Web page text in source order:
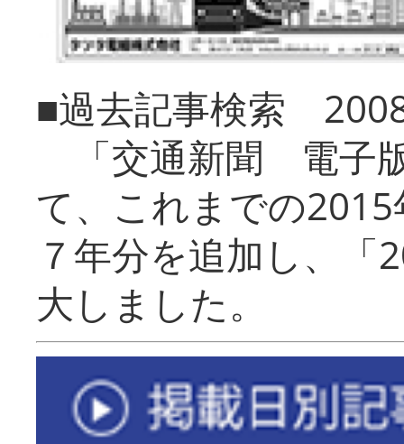
■過去記事検索
「交通新聞 電子
て、これまでの
７年分を追加し、「
大しまし